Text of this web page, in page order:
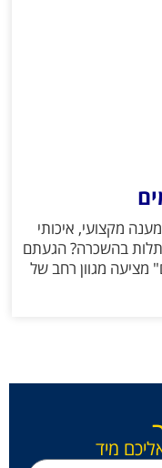
מקצועי, איכותי
תלות בהשכרה? הגעתם
מציעה מגוון רחב של
מיד